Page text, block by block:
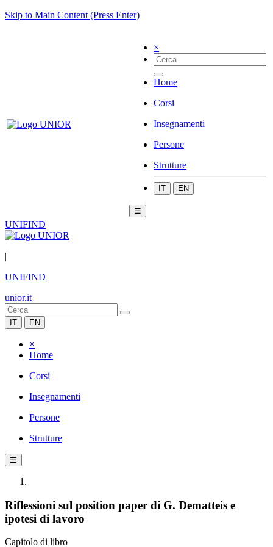
Skip to Main Content (Press Enter)
×
Home
Corsi
Insegnamenti
Persone
Strutture
IT EN
☰
UNIFIND
|
UNIFIND
unior.it
IT EN
×
Home
Corsi
Insegnamenti
Persone
Strutture
☰
Riflessioni sul position paper di G. Dematteis e
ipotesi di lavoro
Capitolo di libro